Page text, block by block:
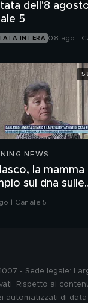
dell'8
5
INTERA 08 ago |
NEWS
la mamma
sul dna sulle
di Chiara
| Canale 5
- Sede legale:
Rispetto ai
automatizzati di data